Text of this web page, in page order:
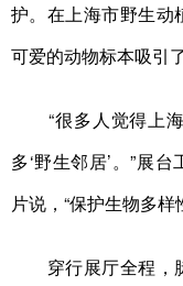
护。在上海市野生动
可爱的动物标本吸引
“很多人觉得上海
多‘野生邻居’。”展
片说，“保护生物多
穿行展厅全程，